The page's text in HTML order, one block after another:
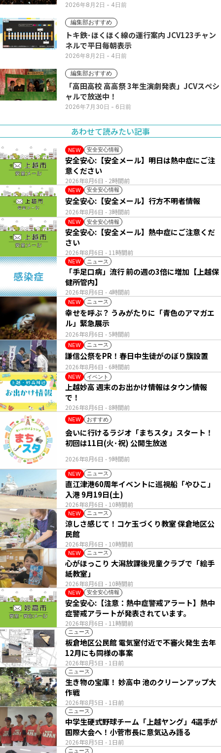
2026年8月2日 - 4日前
編集部おすすめ
トキ鉄･ほくほく線の運行案内 JCV123チャン
ネルで平日毎朝表示
2026年8月2日 - 4日前
編集部おすすめ
「高田高校 高高祭 3年生演劇発表」JCVスペシ
ャルで放送中！
2026年7月30日 - 6日前
あわせて読みたい記事
NEW 安全安心情報
2026年8月6日 - 2時間前
安全安心:【安全メール】明日は熱中症にご注
意ください
NEW 安全安心情報
2026年8月6日 - 3時間前
安全安心:【安全メール】行方不明者情報
NEW 安全安心情報
2026年8月6日 - 11時間前
安全安心:【安全メール】熱中症にご注意くだ
さい
NEW ニュース
2026年8月6日 - 4時間前
「手足口病」流行 前の週の3倍に増加【上越保
健所管内】
NEW ニュース
2026年8月6日 - 5時間前
幸せを呼ぶ？ うみがたりに「青色のアマガエ
ル」緊急展示
NEW ニュース
2026年8月6日 - 6時間前
謙信公祭をPR！春日中生徒がのぼり旗設置
NEW イベント
2026年8月6日 - 8時間前
上越妙高 週末のお出かけ情報はタウン情報
で！
NEW おすすめ
2026年8月6日 - 9時間前
会いに行けるラジオ「まちスタ」スタート！
初回は11日(火･祝) 公開生放送
NEW ニュース
2026年8月6日 - 10時間前
直江津港60周年イベントに巡視船「やひこ」
入港 9月19日(土)
NEW ニュース
2026年8月6日 - 10時間前
涼しさ感じて！コケ玉づくり教室 保倉地区公
民館
NEW ニュース
2026年8月6日 - 10時間前
心がほっこり 大潟放課後児童クラブで「絵手
紙教室」
NEW 安全安心情報
2026年8月6日 - 11時間前
安全安心:【注意：熱中症警戒アラート】熱中
症警戒アラートが発表されています。
ニュース
2026年8月5日 - 1日前
板倉地区公民館 電気室付近で不審火発生 去年
12月にも同様の事案
ニュース
2026年8月5日 - 1日前
生き物の宝庫！ 妙高中 池のクリーンアップ大
作戦
ニュース
2026年8月5日 - 1日前
中学生硬式野球チーム「上越ヤング」4選手が
国際大会へ！小菅市長に意気込み語る
ニュース